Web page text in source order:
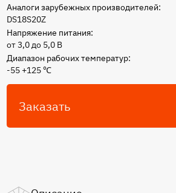
Аналоги зарубежных производителей:
DS18S20Z
Напряжение питания:
от 3,0 до 5,0 B
Диапазон рабочих температур:
-55 +125 ℃
Заказать